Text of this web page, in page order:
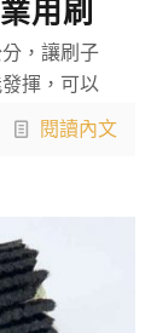
用刷
，讓刷子
揮，可以
閱讀內文